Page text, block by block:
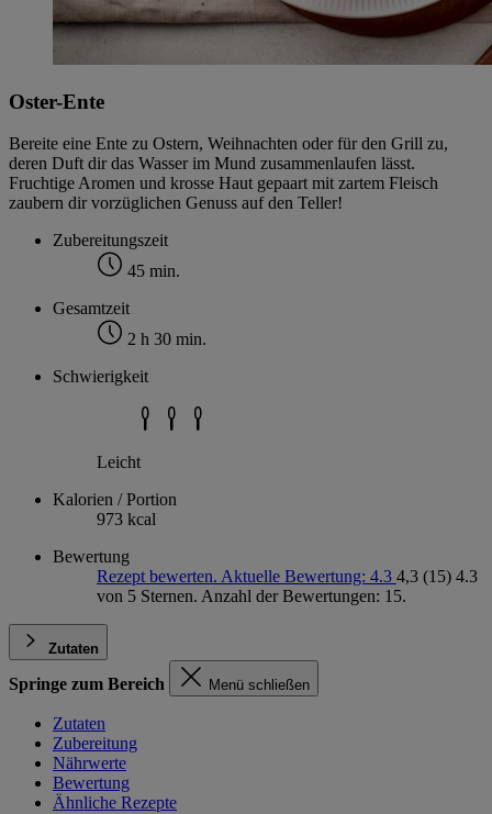
Oster-Ente
Bereite eine Ente zu Ostern, Weihnachten oder für den Grill zu,
deren Duft dir das Wasser im Mund zusammenlaufen lässt.
Fruchtige Aromen und krosse Haut gepaart mit zartem Fleisch
zaubern dir vorzüglichen Genuss auf den Teller!
Zubereitungszeit
45 min.
Gesamtzeit
2 h 30 min.
Schwierigkeit
Leicht
Kalorien / Portion
973 kcal
Bewertung
Rezept bewerten. Aktuelle Bewertung: 4.3 4,3 (15) 4.3
von 5 Sternen. Anzahl der Bewertungen: 15.
Zutaten
Springe zum Bereich Menü schließen
Zutaten
Zubereitung
Nährwerte
Bewertung
Ähnliche Rezepte